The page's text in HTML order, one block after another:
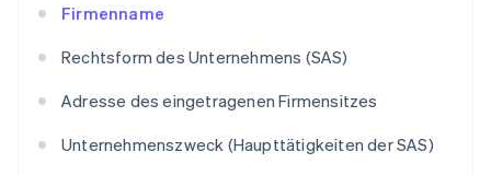
Firmenname
Rechtsform des Unternehmens (SAS)
Adresse des eingetragenen Firmensitzes
Unternehmenszweck (Haupttätigkeiten der SAS)